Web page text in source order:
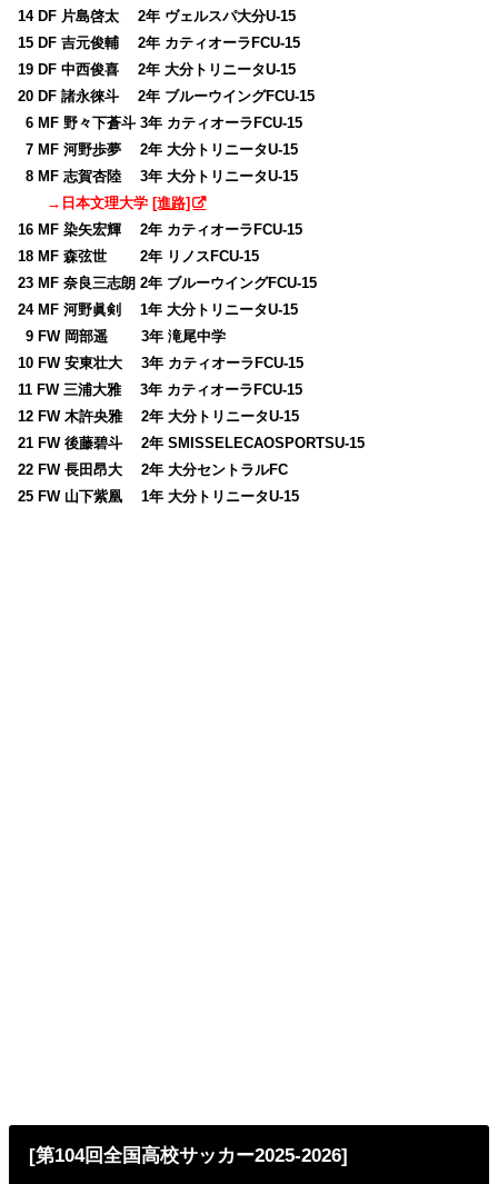
14 DF 片島啓太 2年 ヴェルスパ大分U-15
15 DF 吉元俊輔 2年 カティオーラFCU-15
19 DF 中西俊喜 2年 大分トリニータU-15
20 DF 諸永徠斗 2年 ブルーウイングFCU-15
06 MF 野々下蒼斗 3年 カティオーラFCU-15
07 MF 河野歩夢 2年 大分トリニータU-15
08 MF 志賀杏陸 3年 大分トリニータU-15
→日本文理大学 [進路]
16 MF 染矢宏輝 2年 カティオーラFCU-15
18 MF 森弦世 2年 リノスFCU-15
23 MF 奈良三志朗 2年 ブルーウイングFCU-15
24 MF 河野眞剣 1年 大分トリニータU-15
09 FW 岡部遥 3年 滝尾中学
10 FW 安東壮大 3年 カティオーラFCU-15
11 FW 三浦大雅 3年 カティオーラFCU-15
12 FW 木許央雅 2年 大分トリニータU-15
21 FW 後藤碧斗 2年 SMISSELECAOSPORTSU-15
22 FW 長田昂大 2年 大分セントラルFC
25 FW 山下紫凰 1年 大分トリニータU-15
[第104回全国高校サッカー2025-2026]